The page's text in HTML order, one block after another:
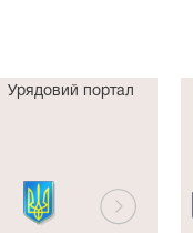
Урядовий портал